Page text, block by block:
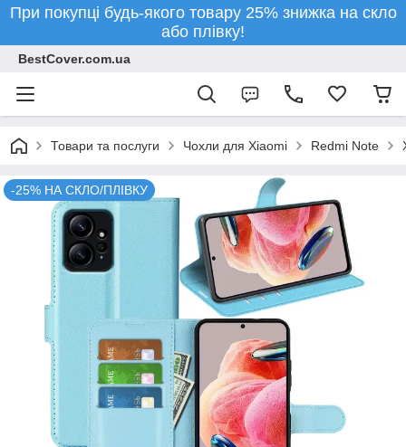
При покупці будь-якого товару 25% знижка на скло
або плівку!
BestCover.com.ua
Товари та послуги Чохли для Xiaomi Redmi Note
-25% НА СКЛО/ПЛІВКУ